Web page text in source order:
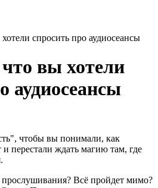
спросить про аудиосеансы
вы хотели
аудиосеансы
чтобы вы понимали, как
и перестали ждать магию там, где
Всё пройдет мимо?